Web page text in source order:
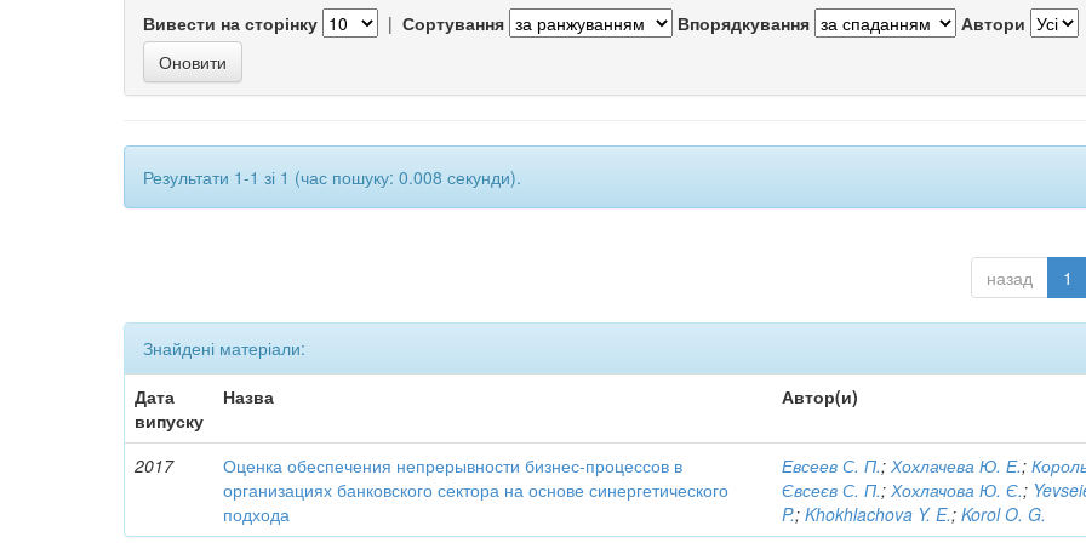
Вивести на сторінку | Сортування Впорядкування Автори
Результати 1-1 зі 1 (час пошуку: 0.008 секунди).
назад 1
Знайдені матеріали:
Дата
випуску
Назва Автор(и)
2017
Оценка обеспечения непрерывности бизнес-процессов в
организациях банковского сектора на основе синергетического
подхода
Евсеев С. П.;Хохлачева Ю. Е.;
Євсеєв С. П.;Хохлачова Ю. Є.;
P.;Khokhlachova Y. E.;Korol O. G.